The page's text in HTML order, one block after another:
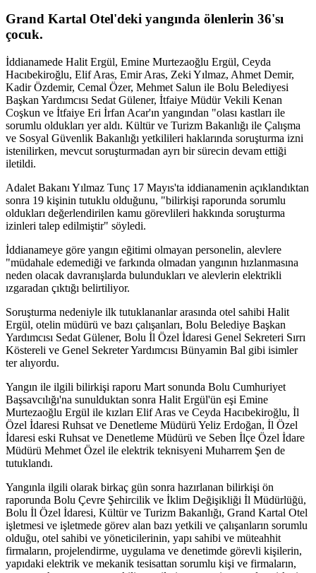
Grand Kartal Otel'deki yangında ölenlerin 36'sı
çocuk.
İddianamede Halit Ergül, Emine Murtezaoğlu Ergül, Ceyda
Hacıbekiroğlu, Elif Aras, Emir Aras, Zeki Yılmaz, Ahmet Demir,
Kadir Özdemir, Cemal Özer, Mehmet Salun ile Bolu Belediyesi
Başkan Yardımcısı Sedat Gülener, İtfaiye Müdür Vekili Kenan
Coşkun ve İtfaiye Eri İrfan Acar'ın yangından "olası kastları ile
sorumlu oldukları yer aldı. Kültür ve Turizm Bakanlığı ile Çalışma
ve Sosyal Güvenlik Bakanlığı yetkilileri haklarında soruşturma izni
istenilirken, mevcut soruşturmadan ayrı bir sürecin devam ettiği
iletildi.
Adalet Bakanı Yılmaz Tunç 17 Mayıs'ta iddianamenin açıklandıktan
sonra 19 kişinin tutuklu olduğunu, "bilirkişi raporunda sorumlu
oldukları değerlendirilen kamu görevlileri hakkında soruşturma
izinleri talep edilmiştir" söyledi.
İddianameye göre yangın eğitimi olmayan personelin, alevlere
"müdahale edemediği ve farkında olmadan yangının hızlanmasına
neden olacak davranışlarda bulundukları ve alevlerin elektrikli
ızgaradan çıktığı belirtiliyor.
Soruşturma nedeniyle ilk tutuklananlar arasında otel sahibi Halit
Ergül, otelin müdürü ve bazı çalışanları, Bolu Belediye Başkan
Yardımcısı Sedat Gülener, Bolu İl Özel İdaresi Genel Sekreteri Sırrı
Köstereli ve Genel Sekreter Yardımcısı Bünyamin Bal gibi isimler
ter alıyordu.
Yangın ile ilgili bilirkişi raporu Mart sonunda Bolu Cumhuriyet
Başsavcılığı'na sunulduktan sonra Halit Ergül'ün eşi Emine
Murtezaoğlu Ergül ile kızları Elif Aras ve Ceyda Hacıbekiroğlu, İl
Özel İdaresi Ruhsat ve Denetleme Müdürü Yeliz Erdoğan, İl Özel
İdaresi eski Ruhsat ve Denetleme Müdürü ve Seben İlçe Özel İdare
Müdürü Mehmet Özel ile elektrik teknisyeni Muharrem Şen de
tutuklandı.
Yangınla ilgili olarak birkaç gün sonra hazırlanan bilirkişi ön
raporunda Bolu Çevre Şehircilik ve İklim Değişikliği İl Müdürlüğü,
Bolu İl Özel İdaresi, Kültür ve Turizm Bakanlığı, Grand Kartal Otel
işletmesi ve işletmede görev alan bazı yetkili ve çalışanların sorumlu
olduğu, otel sahibi ve yöneticilerinin, yapı sahibi ve müteahhit
firmaların, projelendirme, uygulama ve denetimde görevli kişilerin,
yapıdaki elektrik ve mekanik tesisattan sorumlu kişi ve firmaların,